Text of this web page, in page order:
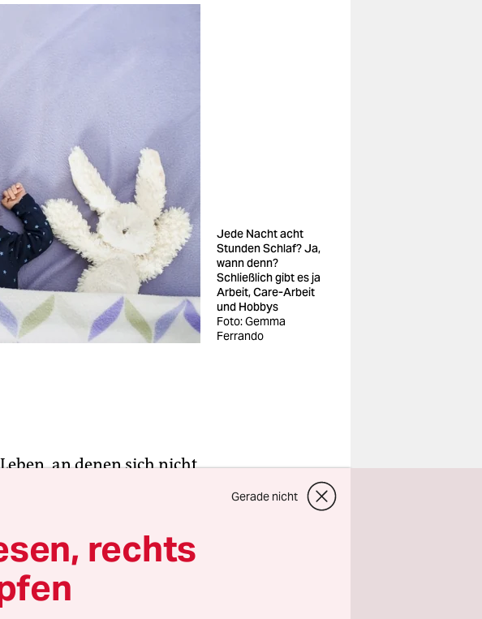
Jede Nacht acht
Stunden Schlaf? Ja,
wann denn?
Schließlich gibt es ja
Arbeit, Care-Arbeit
und Hobbys
Foto: Gemma
Ferrando
an denen sich nicht
irgendwann scheint
ein Blick auf
braucht es keine
so gut Bescheid.
Gerade nicht
rechts